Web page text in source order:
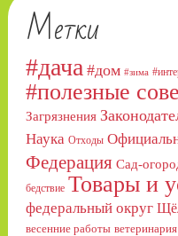
Метки
#дача #дом #зима
#полезные
Загрязнения
Наука Отходы
Федерация Сад-
бедствие Товары и
федеральный округ
весенние работы ветеринария